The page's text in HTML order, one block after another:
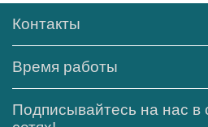
Контакты
Время работы
Подписывайтесь на нас в